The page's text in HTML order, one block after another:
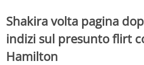
Shakira volta pagina
indizi sul presunto flirt
Hamilton